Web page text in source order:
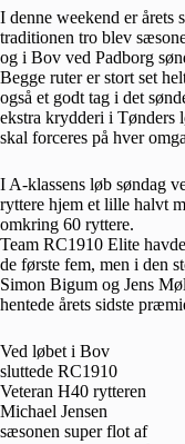
I denne weekend er årets
traditionen tro blev
og i Bov ved Padborg
Begge ruter er stort set
også et godt tag i det
ekstra krydderi i Tønders
skal forceres på hver
I A-klassens løb søndag
ryttere hjem et lille halvt
omkring 60 ryttere.
Team RC1910 Elite
de første fem, men i den
Simon Bigum og Jens
hentede årets sidste
Ved løbet i Bov
sluttede RC1910
Veteran H40 rytteren
Michael Jensen
sæsonen super flot af